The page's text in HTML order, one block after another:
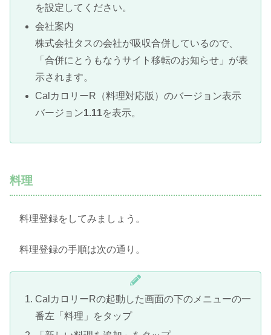
を設定してください。
会社案内
株式会社タスの会社が吸収合併しているので、
「合併にとうもなうサイト移転のお知らせ」が表
示されます。
CalカロリーR（料理対応版）のバージョン表示
バージョン1.11を表示。
料理
料理登録をしてみましょう。
料理登録の手順は次の通り。
CalカロリーRの起動した画面の下のメニューの一
番左「料理」をタップ